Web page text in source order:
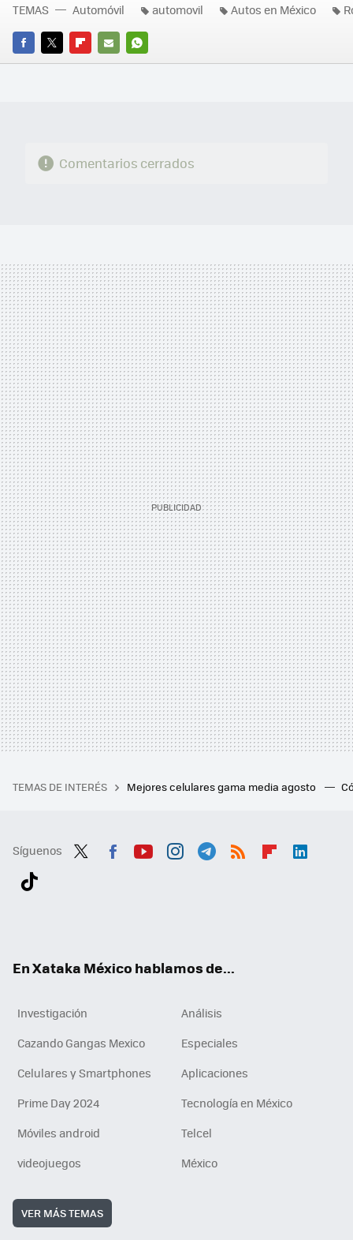
FACEBOOK
TWITTERFLIPBOARD
E-
WHATSAPP
TEMAS Automóvil automovil Autos en México
Comentarios cerrados
TEMAS DE INTERÉS Mejores celulares gama media agosto
Síguenos
En Xataka México hablamos de...
Investigación
Análisis
Cazando Gangas Mexico
Especiales
Celulares y Smartphones
Aplicaciones
Prime Day 2024
Tecnología en México
Móviles android
Telcel
videojuegos
México
VER MÁS TEMAS